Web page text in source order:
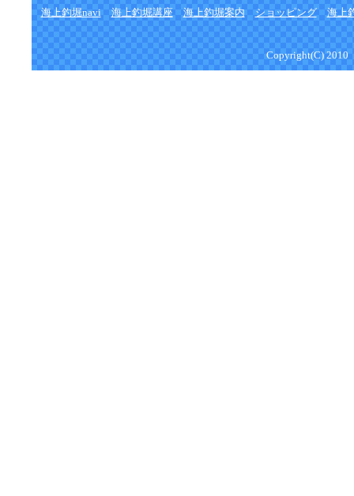
海上釣堀navi 海上釣堀講座 海上釣堀案内 ショッピング 海上
Copyright(C) 2010